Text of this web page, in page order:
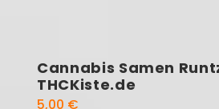
Cannabis Samen
THCKiste.de
5,00 €